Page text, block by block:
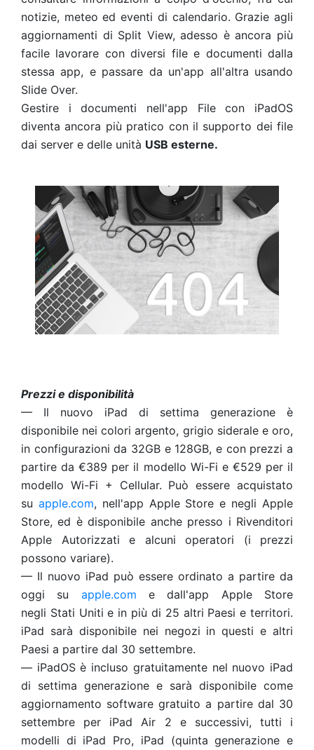
notizie, meteo ed eventi di calendario. Grazie agli
aggiornamenti di Split View, adesso è ancora più
facile lavorare con diversi file e documenti dalla
stessa app, e passare da un'app all'altra usando
Slide Over.
Gestire i documenti nell'app File con iPadOS
diventa ancora più pratico con il supporto dei file
dai server e delle unità USB esterne.
Prezzi e disponibilità
— Il nuovo iPad di settima generazione è
disponibile nei colori argento, grigio siderale e oro,
in configurazioni da 32GB e 128GB, e con prezzi a
partire da €389 per il modello Wi-Fi e €529 per il
modello Wi-Fi + Cellular. Può essere acquistato
su apple.com, nell'app Apple Store e negli Apple
Store, ed è disponibile anche presso i Rivenditori
Apple Autorizzati e alcuni operatori (i prezzi
possono variare).
— Il nuovo iPad può essere ordinato a partire da
oggi su apple.com e dall'app Apple Store
negli Stati Uniti e in più di 25 altri Paesi e territori.
iPad sarà disponibile nei negozi in questi e altri
Paesi a partire dal 30 settembre.
— iPadOS è incluso gratuitamente nel nuovo iPad
di settima generazione e sarà disponibile come
aggiornamento software gratuito a partire dal 30
settembre per iPad Air 2 e successivi, tutti i
modelli di iPad Pro, iPad (quinta generazione e